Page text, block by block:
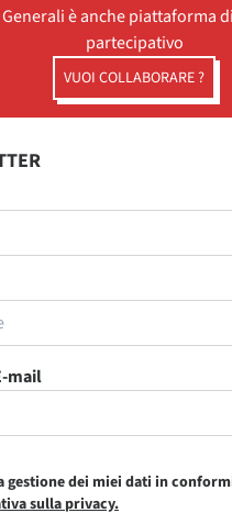
è anche piattaforma
partecipativo
VUOI COLLABORARE ?
mail
gestione dei miei dati in
sulla privacy.